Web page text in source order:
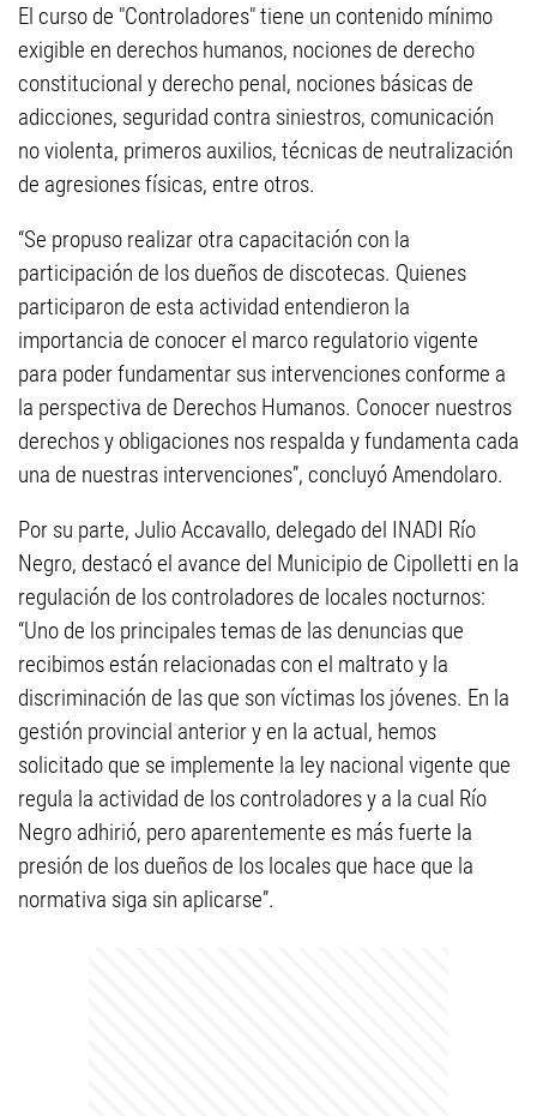
El curso de "Controladores" tiene un contenido mínimo
exigible en derechos humanos, nociones de derecho
constitucional y derecho penal, nociones básicas de
adicciones, seguridad contra siniestros, comunicación
no violenta, primeros auxilios, técnicas de neutralización
de agresiones físicas, entre otros.
“Se propuso realizar otra capacitación con la
participación de los dueños de discotecas. Quienes
participaron de esta actividad entendieron la
importancia de conocer el marco regulatorio vigente
para poder fundamentar sus intervenciones conforme a
la perspectiva de Derechos Humanos. Conocer nuestros
derechos y obligaciones nos respalda y fundamenta cada
una de nuestras intervenciones”, concluyó Amendolaro.
Por su parte, Julio Accavallo, delegado del INADI Río
Negro, destacó el avance del Municipio de Cipolletti en la
regulación de los controladores de locales nocturnos:
“Uno de los principales temas de las denuncias que
recibimos están relacionadas con el maltrato y la
discriminación de las que son víctimas los jóvenes. En la
gestión provincial anterior y en la actual, hemos
solicitado que se implemente la ley nacional vigente que
regula la actividad de los controladores y a la cual Río
Negro adhirió, pero aparentemente es más fuerte la
presión de los dueños de los locales que hace que la
normativa siga sin aplicarse”.